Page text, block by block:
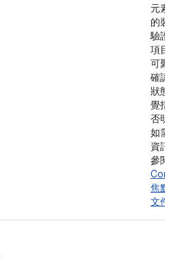
元素
的裝
驗證
項目
可聚
確認
狀態
覺指
否明
如需
資訊
參閱
焦點
文件